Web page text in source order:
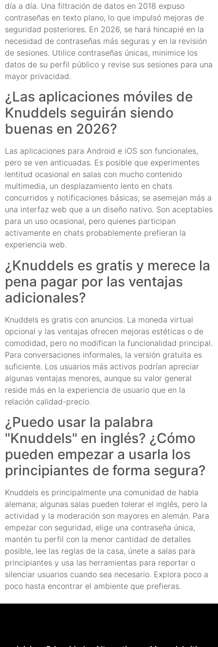
día a día. Una filtración de datos en 2018 expuso
contraseñas en texto plano, lo que impulsó mejoras de
seguridad posteriores. En 2026, se hará hincapié en la
necesidad de contraseñas más seguras y en la revisión
de sesiones. Utilice contraseñas únicas, minimice los
datos de su perfil público y revise sus sesiones para una
mayor privacidad.
¿Las aplicaciones móviles de
Knuddels seguirán siendo
buenas en 2026?
Las aplicaciones para Android e iOS son funcionales,
pero se ven anticuadas. Es posible que experimentes
lentitud ocasional en salas con mucho contenido
multimedia, un desplazamiento lento en chats
concurridos y notificaciones básicas; se asemejan más a
una interfaz web que a un diseño nativo. Son aceptables
para un uso ocasional, pero quienes participan
activamente en chats probablemente prefieran la
experiencia web.
¿Knuddels es gratis y merece la
pena pagar por las ventajas
adicionales?
Knuddels es gratis con anuncios. La moneda virtual
opcional y las ventajas ofrecen mejoras estéticas o de
comodidad, pero no modifican la funcionalidad principal.
Para conversaciones informales, la versión gratuita es
suficiente. Los usuarios más activos podrían apreciar
algunas ventajas menores, aunque su valor general
reside más en la experiencia de usuario que en la
relación calidad-precio.
¿Puedo usar la palabra
"Knuddels" en inglés? ¿Cómo
pueden empezar a usarla los
principiantes de forma segura?
Knuddels es principalmente una comunidad de habla
alemana; algunas salas pueden tolerar el inglés, pero la
actividad y la moderación son mayores en alemán. Para
empezar con seguridad, elige una contraseña única,
mantén tu perfil con la menor cantidad de detalles
posible, lee las reglas de la casa, únete a salas para
principiantes y usa las herramientas para reportar o
silenciar usuarios cuando sea necesario. Explora poco a
poco hasta encontrar el ambiente que prefieras.